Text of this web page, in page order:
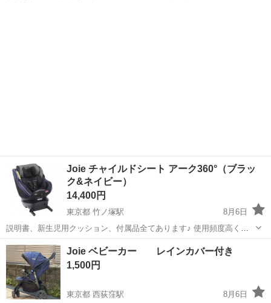
Joie チャイルドシート アーク360°（ブラッ
ク&ネイビー）
14,400円
東京都 竹ノ塚駅
8月6日
説明書、新生児用クッション、付属品全てあります♪ 使用頻度高くな
く、目立つ傷やほつれ等なく比較的美品です(*^^*) 外せるものはベビー
洗剤で洗濯済み、本体は除菌シートでホームクリーニング済みです(^^)
引き取りに来てい...
東京 足立区 竹ノ塚駅 セーフティ、チャイルドシート
Joie ベビーカー レインカバー付き
1,500円
東京都 西荻窪駅
8月6日